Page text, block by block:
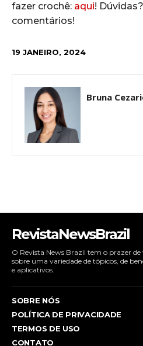
fazer crochê: aqui!
comentários!
19 JANEIRO, 2024
Bruna
RevistaNewsBrazil
O Revista News Brazil tem o prazer
sobre uma variedade de tópicos, de
e aplicativos.
SOBRE NÓS
POLÍTICA DE PRIVACIDADE
TERMOS DE USO
CONTATO